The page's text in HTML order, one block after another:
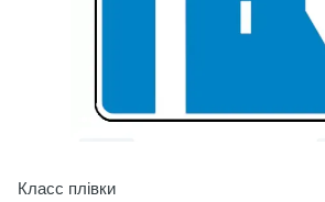
Класс плівки